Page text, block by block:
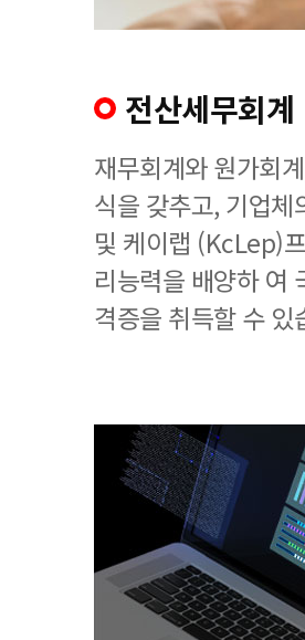
전산세무회계
재무회계와 원가회
식을 갖추고, 기업
및 케이랩 (KcLep)
리능력을 배양하 여
격증을 취득할 수 있